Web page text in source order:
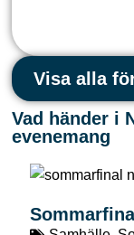
Visa alla
Vad händer i
evenemang